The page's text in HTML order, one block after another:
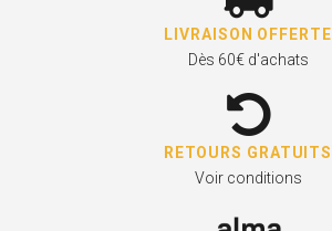
LIVRAISON OFFERTE
Dès 60€ d'achats
RETOURS GRATUITS
Voir conditions